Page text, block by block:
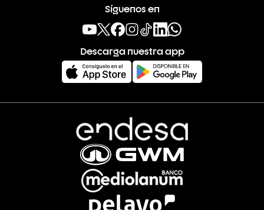
Síguenos en
Descarga nuestra app